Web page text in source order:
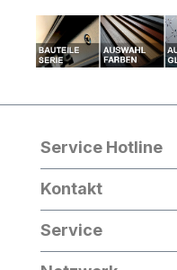
Service Hotline
Kontakt
Service